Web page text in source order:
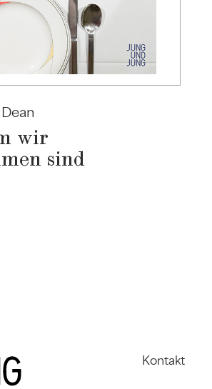
wir
sind
Kontakt